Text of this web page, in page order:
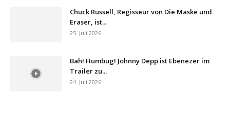
Chuck Russell, Regisseur von Die Maske und
Eraser, ist...
25. Juli 2026
Bah! Humbug! Johnny Depp ist Ebenezer im
Trailer zu...
24. Juli 2026